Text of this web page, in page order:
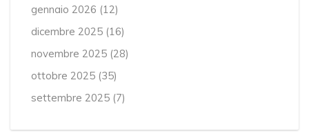
gennaio 2026 (12)
dicembre 2025 (16)
novembre 2025 (28)
ottobre 2025 (35)
settembre 2025 (7)